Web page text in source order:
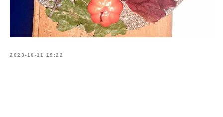
2023-10-11 19:22